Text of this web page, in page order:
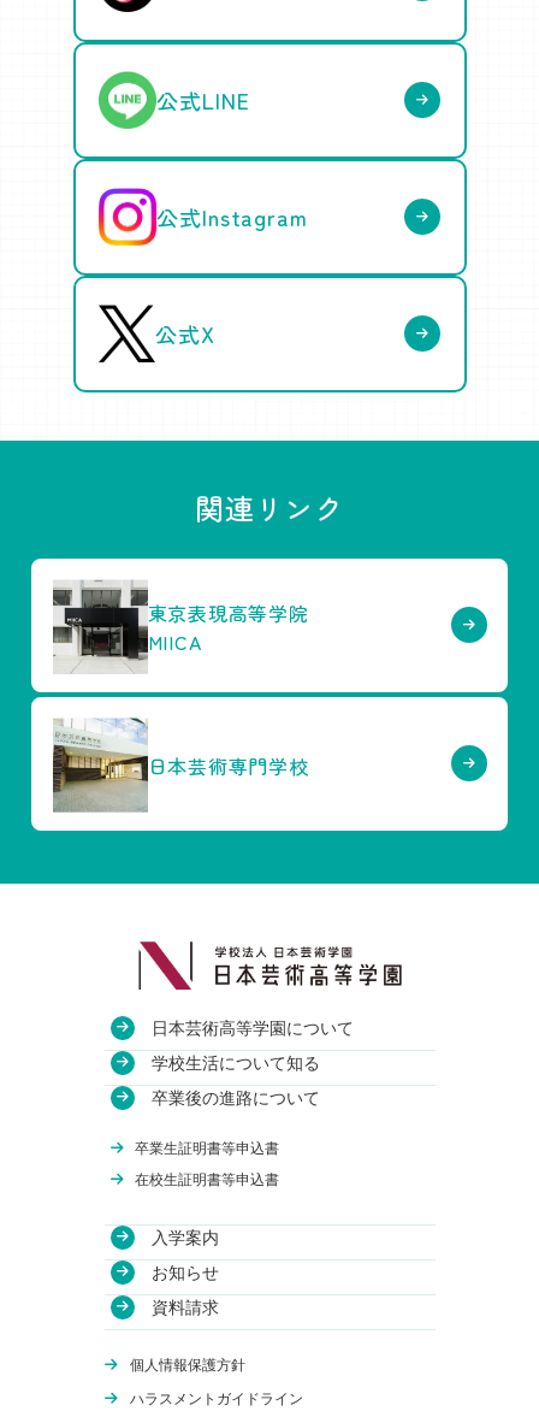
公式LINE
公式Instagram
公式X
関連リンク
東京表現高等学院
MIICA
日本芸術専門学校
日本芸術高等学園について
教育方針
沿革
関連校
学校生活について知る
授業・校舎について
年間行事について
卒業後の進路について
卒業生のインタビュー
卒業生証明書等申込書
在校生証明書等申込書
入学案内
学費について
WEB出願
体験授業
オンライン学校説明会
編入学について
お知らせ
資料請求
個人情報保護方針
ハラスメントガイドライン